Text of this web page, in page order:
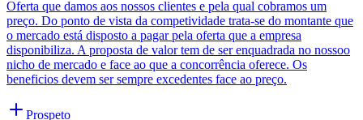
Oferta que damos aos nossos clientes e pela qual cobramos um
preço. Do ponto de vista da competividade trata-se do montante que
o mercado está disposto a pagar pela oferta que a empresa
disponibiliza. A proposta de valor tem de ser enquadrada no nossoo
nicho de mercado e face ao que a concorrência oferece. Os
beneficios devem ser sempre excedentes face ao preço.
Prospeto